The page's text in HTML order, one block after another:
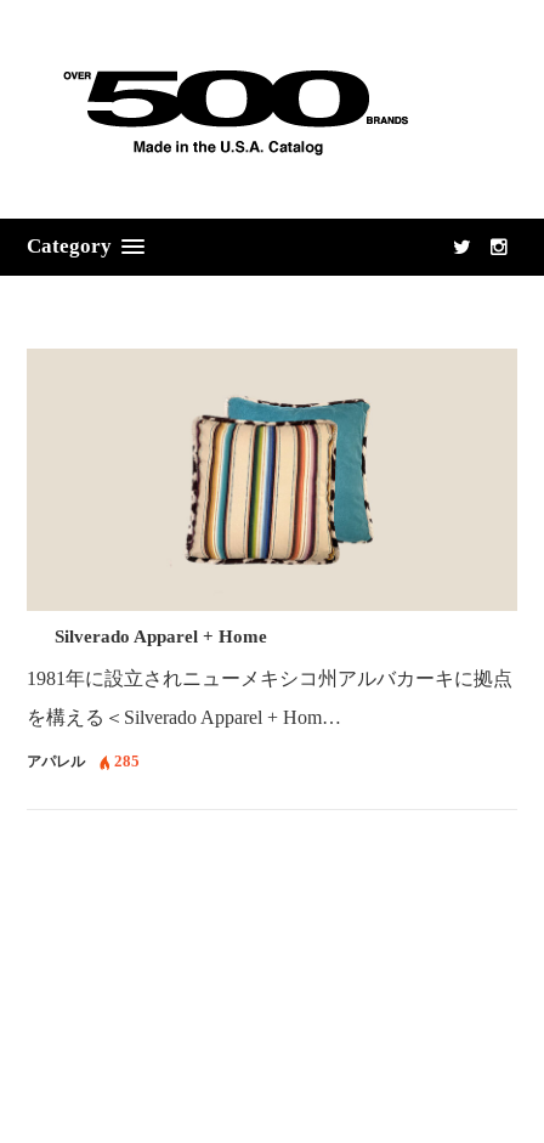
Category
Silverado Apparel + Home
1981年に設立されニューメキシコ州アルバカーキに拠点
を構える＜Silverado Apparel + Hom…
アパレル 285